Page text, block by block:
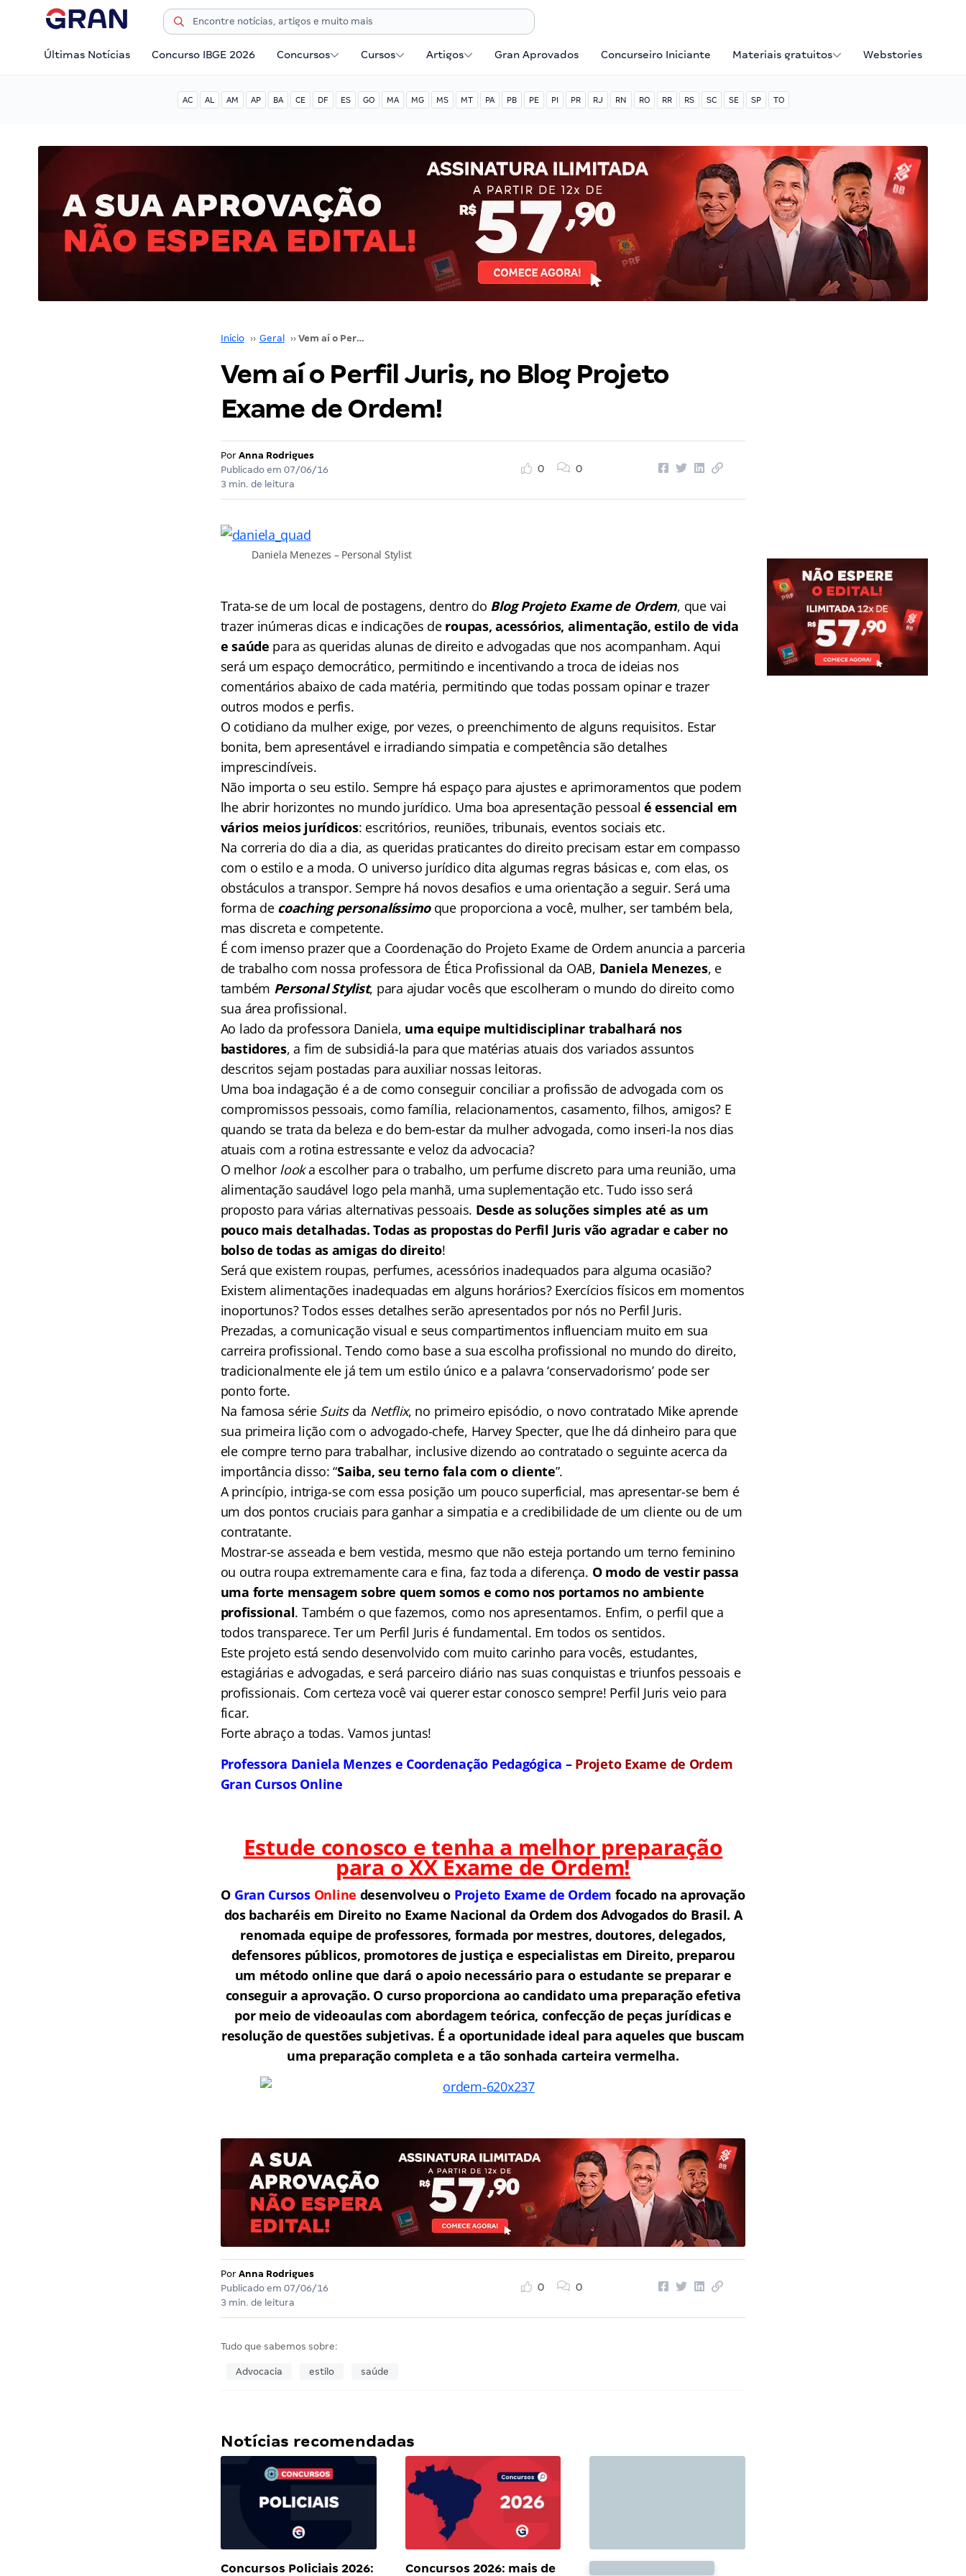
Últimas Notícias Concurso IBGE 2026 Concursos Cursos Artigos Gran Aprovados Concurseiro Iniciante Materiais gratuitos Webstories
AC AL AM AP BA CE DF ES GO MA MG MS MT PA PB PE PI PR RJ RN RO RR RS SC SE SP TO
Início ›› Geral ›› Vem aí o Perfil Juris, no Blog Projeto Exame de Ordem!
Vem aí o Perfil Juris, no Blog Projeto
Exame de Ordem!
Por Anna Rodrigues
Publicado em 07/06/16
3 min. de leitura
0 0
Daniela Menezes – Personal Stylist
Trata-se de um local de postagens, dentro do Blog Projeto Exame de Ordem, que vai
trazer inúmeras dicas e indicações de roupas, acessórios, alimentação, estilo de vida
e saúde para as queridas alunas de direito e advogadas que nos acompanham. Aqui
será um espaço democrático, permitindo e incentivando a troca de ideias nos
comentários abaixo de cada matéria, permitindo que todas possam opinar e trazer
outros modos e perfis.
O cotidiano da mulher exige, por vezes, o preenchimento de alguns requisitos. Estar
bonita, bem apresentável e irradiando simpatia e competência são detalhes
imprescindíveis.
Não importa o seu estilo. Sempre há espaço para ajustes e aprimoramentos que podem
lhe abrir horizontes no mundo jurídico. Uma boa apresentação pessoal é essencial em
vários meios jurídicos: escritórios, reuniões, tribunais, eventos sociais etc.
Na correria do dia a dia, as queridas praticantes do direito precisam estar em compasso
com o estilo e a moda. O universo jurídico dita algumas regras básicas e, com elas, os
obstáculos a transpor. Sempre há novos desafios e uma orientação a seguir. Será uma
forma de coaching personalíssimoque proporciona a você, mulher, ser também bela,
mas discreta e competente.
É com imenso prazer que a Coordenação do Projeto Exame de Ordem anuncia a parceria
de trabalho com nossa professora de Ética Profissional da OAB, Daniela Menezes, e
também Personal Stylist, para ajudar vocês que escolheram o mundo do direito como
sua área profissional.
Ao lado da professora Daniela, uma equipe multidisciplinar trabalhará nos
bastidores, a fim de subsidiá-la para que matérias atuais dos variados assuntos
descritos sejam postadas para auxiliar nossas leitoras.
Uma boa indagação é a de como conseguir conciliar a profissão de advogada com os
compromissos pessoais, como família, relacionamentos, casamento, filhos, amigos? E
quando se trata da beleza e do bem-estar da mulher advogada, como inseri-la nos dias
atuais com a rotina estressante e veloz da advocacia?
O melhor looka escolher para o trabalho, um perfume discreto para uma reunião, uma
alimentação saudável logo pela manhã, uma suplementação etc. Tudo isso será
proposto para várias alternativas pessoais. Desde as soluções simples até as um
pouco mais detalhadas. Todas as propostas do Perfil Juris vão agradar e caber no
bolso de todas as amigas do direito!
Será que existem roupas, perfumes, acessórios inadequados para alguma ocasião?
Existem alimentações inadequadas em alguns horários? Exercícios físicos em momentos
inoportunos? Todos esses detalhes serão apresentados por nós no Perfil Juris.
Prezadas, a comunicação visual e seus compartimentos influenciam muito em sua
carreira profissional. Tendo como base a sua escolha profissional no mundo do direito,
tradicionalmente ele já tem um estilo único e a palavra ‘conservadorismo’ pode ser
ponto forte.
Na famosa série Suitsda Netflix, no primeiro episódio, o novo contratado Mike aprende
sua primeira lição com o advogado-chefe, Harvey Specter, que lhe dá dinheiro para que
ele compre terno para trabalhar, inclusive dizendo ao contratado o seguinte acerca da
importância disso: “Saiba, seu terno fala com o cliente”.
A princípio, intriga-se com essa posição um pouco superficial, mas apresentar-se bem é
um dos pontos cruciais para ganhar a simpatia e a credibilidade de um cliente ou de um
contratante.
Mostrar-se asseada e bem vestida, mesmo que não esteja portando um terno feminino
ou outra roupa extremamente cara e fina, faz toda a diferença. O modo de vestir passa
uma forte mensagem sobre quem somos e como nos portamos no ambiente
profissional. Também o que fazemos, como nos apresentamos. Enfim, o perfil que a
todos transparece. Ter um Perfil Juris é fundamental. Em todos os sentidos.
Este projeto está sendo desenvolvido com muito carinho para vocês, estudantes,
estagiárias e advogadas, e será parceiro diário nas suas conquistas e triunfos pessoais e
profissionais. Com certeza você vai querer estar conosco sempre! Perfil Juris veio para
ficar.
Forte abraço a todas. Vamos juntas!
Professora Daniela Menzes e Coordenação Pedagógica – Projeto Exame de Ordem
Gran Cursos Online
Estude conosco e tenha a melhor preparação
para oXX Exame de Ordem!
O Gran Cursos Online desenvolveu o Projeto Exame de Ordem focado na aprovação
dos bacharéis em Direito no Exame Nacional da Ordem dos Advogados do Brasil. A
renomada equipe de professores, formada por mestres, doutores, delegados,
defensores públicos, promotores de justiça e especialistas em Direito, preparou
um método online que dará o apoio necessário para o estudante se preparar e
conseguir a aprovação. O curso proporciona ao candidato uma preparação efetiva
por meio de videoaulas com abordagem teórica, confecção de peças jurídicas e
resolução de questões subjetivas. É a oportunidade ideal para aqueles que buscam
uma preparação completa e a tão sonhada carteira vermelha.
Por Anna Rodrigues
Publicado em 07/06/16
3 min. de leitura
0 0
Tudo que sabemos sobre:
Advocacia estilo saúde
Notícias recomendadas
Concursos Policiais 2026: Concursos 2026: mais de